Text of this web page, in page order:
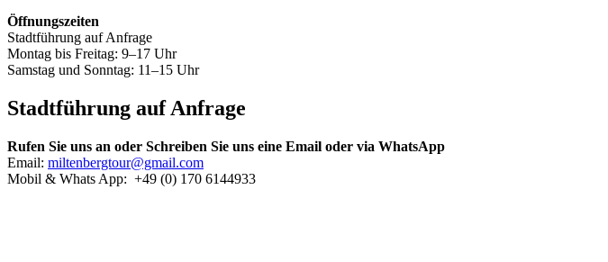
Öffnungszeiten
Stadtführung auf Anfrage
Montag bis Freitag: 9–17 Uhr
Samstag und Sonntag: 11–15 Uhr
Stadtführung auf Anfrage
Rufen Sie uns an oder Schreiben Sie uns eine Email oder via WhatsApp
Email: miltenbergtour@gmail.com
Mobil & Whats App: +49 (0) 170 6144933